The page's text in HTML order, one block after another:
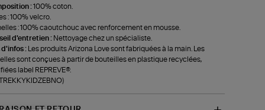
:100% coton.
: 100% velcro.
: 100% caoutchouc avec renforcement en mousse.
d'entretien : Nettoyage chez un spécialiste.
d'infos :
Les produits Arizona Love sont fabriquées à la main. Les
sont conçues à partir de bouteilles en plastique recyclées,
label REPREVE®.